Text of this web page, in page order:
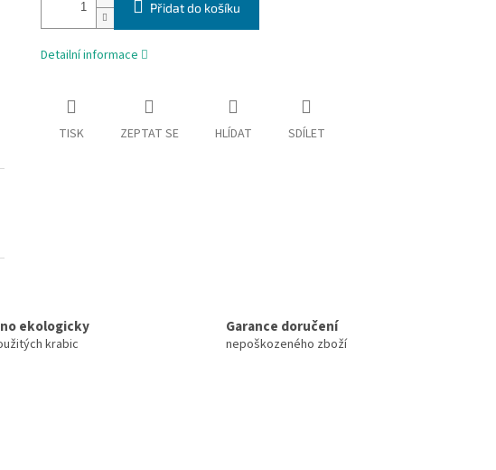
Přidat do košíku
Detailní informace
TISK ZEPTAT SE HLÍDAT SDÍLET
ekologicky
krabic
Garance doručení
nepoškozeného zboží